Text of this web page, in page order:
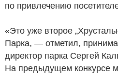
по привлечению
«Это уже второе
Парка, — отметил,
директор парка Сергей
На предыдущем конкурсе